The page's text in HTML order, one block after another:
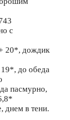
с
20*, дождик
до обеда
пасмурно,
днем в тени.